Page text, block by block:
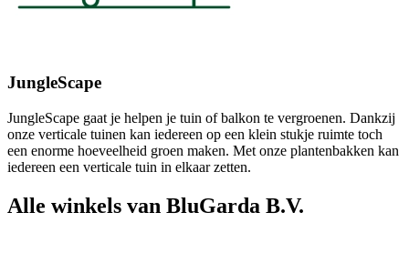
JungleScape
JungleScape gaat je helpen je tuin of balkon te vergroenen. Dankzij
onze verticale tuinen kan iedereen op een klein stukje ruimte toch
een enorme hoeveelheid groen maken. Met onze plantenbakken kan
iedereen een verticale tuin in elkaar zetten.
Alle winkels van BluGarda B.V.